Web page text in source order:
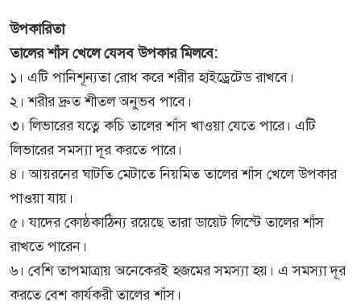
উপকারিতা
তালের শাঁস খেলে যেসব উপকার মিলবে:
১। এটি পানিশূন্যতা রোধ করে শরীর হাইড্রেটেড রাখবে।
২। শরীর দ্রুত শীতল অনুভব পাবে।
৩। লিভারের যত্নে কচি তালের শাঁস খাওয়া যেতে পারে। এটি
লিভারের সমস্যা দূর করতে পারে।
৪। আয়রনের ঘাটতি মেটাতে নিয়মিত তালের শাঁস খেলে উপকার
পাওয়া যায়।
৫। যাদের কোষ্ঠকাঠিন্য রয়েছে তারা ডায়েট লিস্টে তালের শাঁস
রাখতে পারেন।
৬। বেশি তাপমাত্রায় অনেকেরই হজমের সমস্যা হয়। এ সমস্যা দূর
করতে বেশ কার্যকরী তালের শাঁস।